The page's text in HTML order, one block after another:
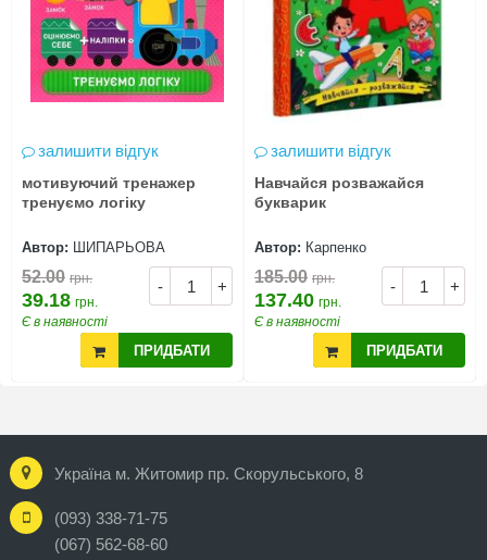
залишити відгук
мотивуючий тренажер
тренуємо логіку
Автор: ШИПАРЬОВА
- +
52.00 грн.
39.18 грн.
Є в наявності
ПРИДБАТИ
залишити відгук
Навчайся розважайся
букварик
Автор: Карпенко
- +
185.00 грн.
137.40 грн.
Є в наявності
ПРИДБАТИ
Україна м. Житомир пр. Скорульського, 8
(093) 338-71-75
(067) 562-68-60